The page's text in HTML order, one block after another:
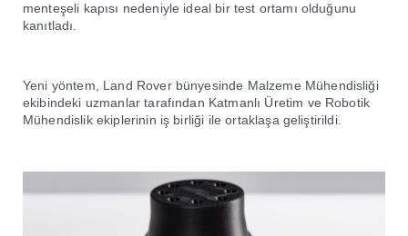
menteşeli kapısı nedeniyle ideal bir test ortamı olduğunu
kanıtladı.
Yeni yöntem, Land Rover bünyesinde Malzeme Mühendisliği
ekibindeki uzmanlar tarafından Katmanlı Üretim ve Robotik
Mühendislik ekiplerinin iş birliği ile ortaklaşa geliştirildi.